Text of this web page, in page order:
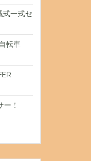
式一式セ
転車
ー！